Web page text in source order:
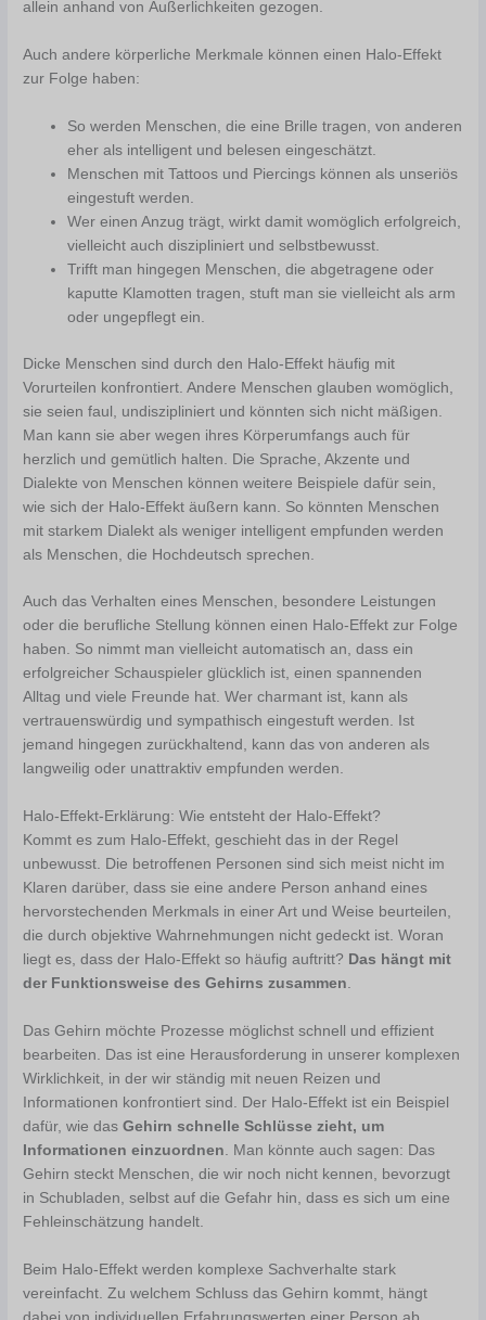
allein anhand von Äußerlichkeiten gezogen.
Auch andere körperliche Merkmale können einen Halo-Effekt
zur Folge haben:
So werden Menschen, die eine Brille tragen, von anderen
eher als intelligent und belesen eingeschätzt.
Menschen mit Tattoos und Piercings können als unseriös
eingestuft werden.
Wer einen Anzug trägt, wirkt damit womöglich erfolgreich,
vielleicht auch diszipliniert und selbstbewusst.
Trifft man hingegen Menschen, die abgetragene oder
kaputte Klamotten tragen, stuft man sie vielleicht als arm
oder ungepflegt ein.
Dicke Menschen sind durch den Halo-Effekt häufig mit
Vorurteilen konfrontiert. Andere Menschen glauben womöglich,
sie seien faul, undiszipliniert und könnten sich nicht mäßigen.
Man kann sie aber wegen ihres Körperumfangs auch für
herzlich und gemütlich halten. Die Sprache, Akzente und
Dialekte von Menschen können weitere Beispiele dafür sein,
wie sich der Halo-Effekt äußern kann. So könnten Menschen
mit starkem Dialekt als weniger intelligent empfunden werden
als Menschen, die Hochdeutsch sprechen.
Auch das Verhalten eines Menschen, besondere Leistungen
oder die berufliche Stellung können einen Halo-Effekt zur Folge
haben. So nimmt man vielleicht automatisch an, dass ein
erfolgreicher Schauspieler glücklich ist, einen spannenden
Alltag und viele Freunde hat. Wer charmant ist, kann als
vertrauenswürdig und sympathisch eingestuft werden. Ist
jemand hingegen zurückhaltend, kann das von anderen als
langweilig oder unattraktiv empfunden werden.
Halo-Effekt-Erklärung: Wie entsteht der Halo-Effekt?
Kommt es zum Halo-Effekt, geschieht das in der Regel
unbewusst. Die betroffenen Personen sind sich meist nicht im
Klaren darüber, dass sie eine andere Person anhand eines
hervorstechenden Merkmals in einer Art und Weise beurteilen,
die durch objektive Wahrnehmungen nicht gedeckt ist. Woran
liegt es, dass der Halo-Effekt so häufig auftritt? Das hängt mit
der Funktionsweise des Gehirns zusammen.
Das Gehirn möchte Prozesse möglichst schnell und effizient
bearbeiten. Das ist eine Herausforderung in unserer komplexen
Wirklichkeit, in der wir ständig mit neuen Reizen und
Informationen konfrontiert sind. Der Halo-Effekt ist ein Beispiel
dafür, wie dasGehirn schnelle Schlüsse zieht, um
Informationen einzuordnen. Man könnte auch sagen: Das
Gehirn steckt Menschen, die wir noch nicht kennen, bevorzugt
in Schubladen, selbst auf die Gefahr hin, dass es sich um eine
Fehleinschätzung handelt.
Beim Halo-Effekt werden komplexe Sachverhalte stark
vereinfacht. Zu welchem Schluss das Gehirn kommt, hängt